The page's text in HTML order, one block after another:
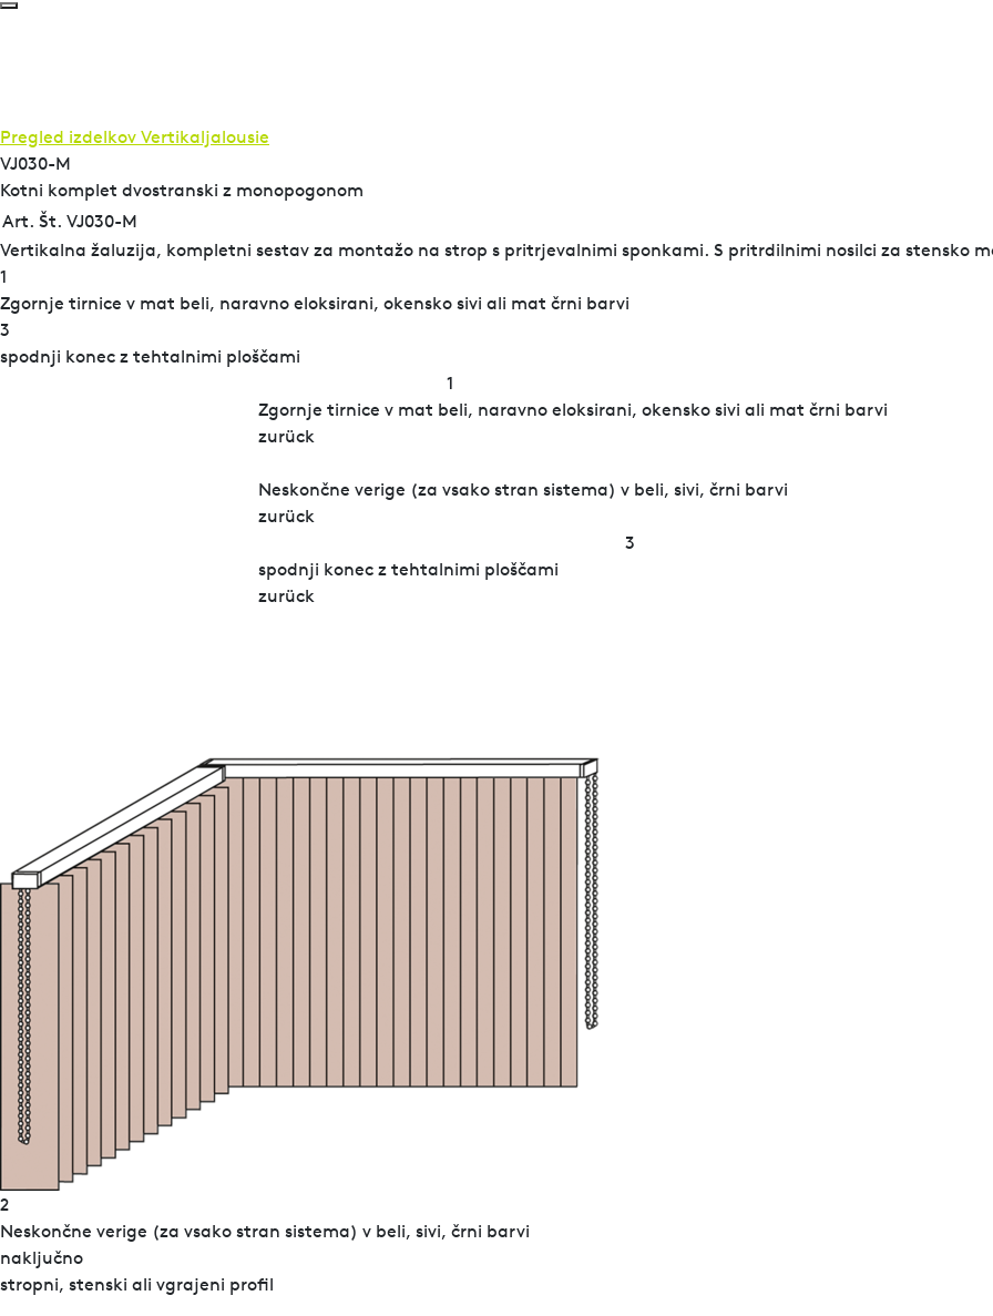
Pregled izdelkov Vertikaljalousie
VJ030-M
Kotni komplet dvostranski z monopogonom
Art. Št. VJ030-M
Vertikalna žaluzija, kompletni sestav za montažo na strop s pritrjevalnimi sponkami. S pritrdilnimi nosilci za stensko
1
Zgornje tirnice v mat beli, naravno eloksirani, okensko sivi ali mat črni barvi
3
spodnji konec z tehtalnimi ploščami
1
Zgornje tirnice v mat beli, naravno eloksirani, okensko sivi ali mat črni barvi
zurück
Neskončne verige (za vsako stran sistema) v beli, sivi, črni barvi
zurück
3
spodnji konec z tehtalnimi ploščami
zurück
2
Neskončne verige (za vsako stran sistema) v beli, sivi, črni barvi
naključno
stropni, stenski ali vgrajeni profil